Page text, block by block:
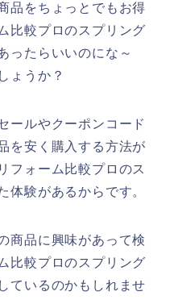
品をちょっとでもお得
比較プロのスプリング
ったらいいのにな～
ょうか？
ールやクーポンコード
を安く購入する方法が
フォーム比較プロのス
体験があるからです。
商品に興味があって検
比較プロのスプリング
ているのかもしれませ